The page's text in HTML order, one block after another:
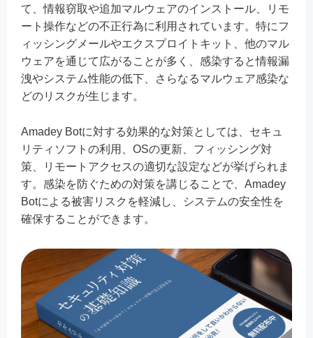
て、情報窃取や追加マルウェアのインストール、リモ
ート操作などの不正行為に利用されています。特にフ
ィッシングメールやエクスプロイトキット、他のマル
ウェアを通じて広がることが多く、感染すると情報漏
洩やシステム性能の低下、さらなるマルウェア感染な
どのリスクが生じます。
Amadey Botに対する効果的な対策としては、セキュ
リティソフトの利用、OSの更新、フィッシング対
策、リモートアクセスの適切な設定などが挙げられま
す。感染を防ぐための対策を講じることで、Amadey
Botによる被害リスクを軽減し、システムの安全性を
確保することができます。